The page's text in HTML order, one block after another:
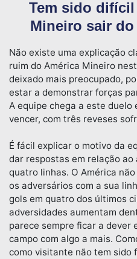
Tem sido
Mineiro sair
Não existe uma explicação
ruim do América Mineiro
deixado mais preocupado,
estar a demonstrar forças
A equipe chega a este duelo
vencer, com três reveses
É fácil explicar o motivo da
dar respostas em relação
quatro linhas. O América
os adversários com a sua
gols em quatro dos últimos
adversidades aumentam
parece sempre ficar a dever
campo com algo a mais.
como visitante não tem sido